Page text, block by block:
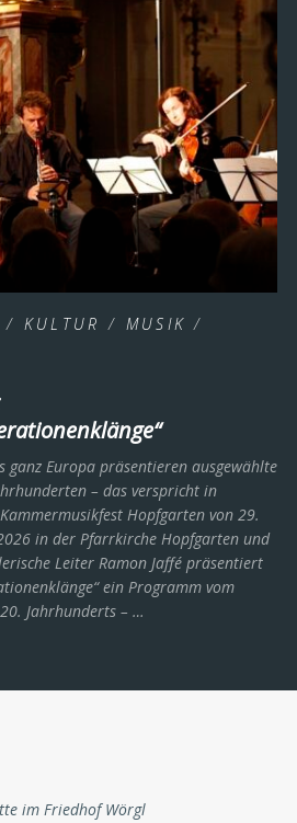
/ KULTUR / MUSIK /
ganz Europa präsentieren ausgewählte
– das verspricht in
Hopfgarten von 29.
in der Pfarrkirche Hopfgarten und
Leiter Ramon Jaffé präsentiert
ein Programm vom
Jahrhunderts ­– …
im Friedhof Wörgl